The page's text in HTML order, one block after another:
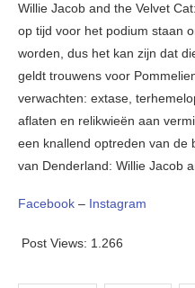
Willie Jacob and the Velvet
op tijd voor het podium staan
worden, dus het kan zijn dat
geldt trouwens voor
verwachten: extase,
aflaten en relikwieën aan
een knallend optreden van de
van Denderland: Willie Jacob
Facebook – Instagram
Post Views: 1.266